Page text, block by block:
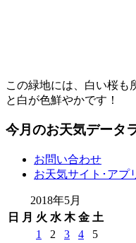
この緑地には、白い桜も
と白が色鮮やかです！
今月のお天気データ
お問い合わせ
お天気サイト･アプ
2018年5月
日
月 火 水 木 金 土
1 2 3 4
5